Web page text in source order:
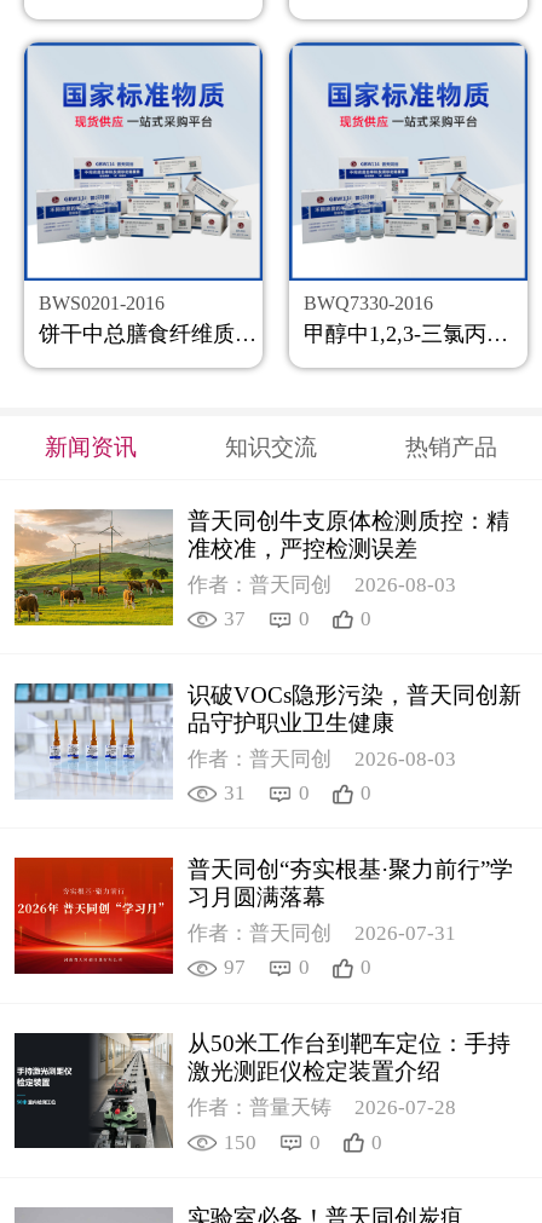
BWS0201-2016
饼干中总膳食纤维质控样品
BWQ7330-2016
甲醇中1,2,3-三氯丙烷溶液标准物质
新闻资讯 知识交流 热销产品
普天同创牛支原体检测质控：精
准校准，严控检测误差
作者：普天同创
2026-08-03
37
0 0
识破VOCs隐形污染，普天同创新
品守护职业卫生健康
作者：普天同创
2026-08-03
31
0 0
普天同创“夯实根基·聚力前行”学
习月圆满落幕
作者：普天同创
2026-07-31
97
0 0
从50米工作台到靶车定位：手持
激光测距仪检定装置介绍
作者：普量天铸
2026-07-28
150
0 0
返回主页